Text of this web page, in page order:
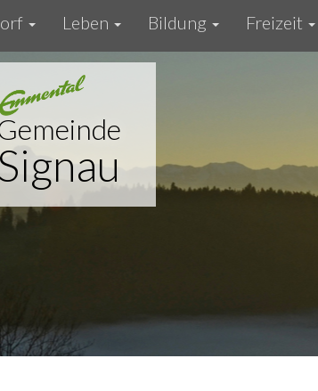
Leben Bildung Freizeit